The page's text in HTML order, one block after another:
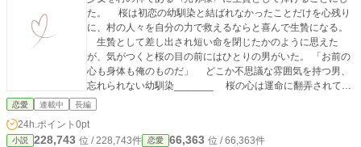
た。 桜は初恋の幼馴染と結ばれなかったことだけを心残り
に、村の人々を自分の力で救えるならと喜んで生贄になる。
生贄として差し出され短い命を閉じたかのように思えた
が、気がつくと桜の目の前にはひとりの男がいた。 「お前の
心も身体も俺のものだ」 どこか不思議な雰囲気を持つ男、
忘れられない幼馴染_______ 桜の心は運命に翻弄されてい
く。
恋愛 連載中 長編
24h.ポイント 0pt
小説 228,743 位 / 228,743件 恋愛 66,363 位 / 66,363件